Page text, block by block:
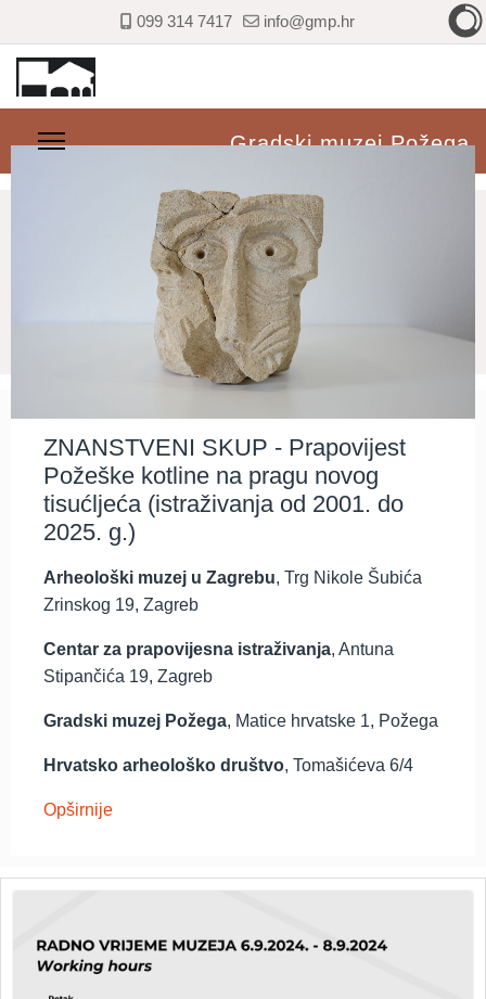
099 314 7417 info@gmp.hr
Gradski muzej Požega
ZNANSTVENI SKUP - Prapovijest
Požeške kotline na pragu novog
tisućljeća (istraživanja od 2001. do
2025. g.)
Arheološki muzej u Zagrebu, Trg Nikole Šubića
Zrinskog 19, Zagreb
Centar za prapovijesna istraživanja, Antuna
Stipančića 19, Zagreb
Gradski muzej Požega, Matice hrvatske 1, Požega
Hrvatsko arheološko društvo, Tomašićeva 6/4
Opširnije